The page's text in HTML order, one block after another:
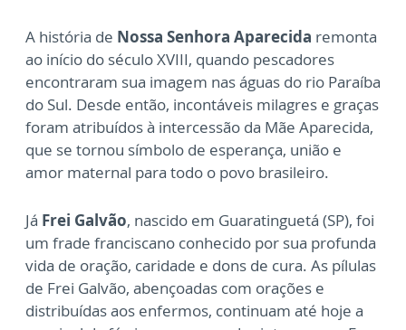
A história de Nossa Senhora Aparecida remonta
ao início do século XVIII, quando pescadores
encontraram sua imagem nas águas do rio Paraíba
do Sul. Desde então, incontáveis milagres e graças
foram atribuídos à intercessão da Mãe Aparecida,
que se tornou símbolo de esperança, união e
amor maternal para todo o povo brasileiro.
Já Frei Galvão, nascido em Guaratinguetá (SP), foi
um frade franciscano conhecido por sua profunda
vida de oração, caridade e dons de cura. As pílulas
de Frei Galvão, abençoadas com orações e
distribuídas aos enfermos, continuam até hoje a